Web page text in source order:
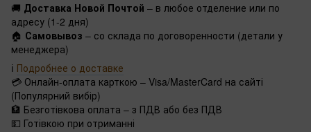
🚚 Доставка Новой Почтой – в любое отделение или по
адресу (1-2 дня)
🏠 Самовывоз – со склада по договоренности (детали у
менеджера)
ℹ️ Подробнее о доставке
💳 Онлайн-оплата карткою – Visa/MasterCard на сайті
(Популярний вибір)
🏦 Безготівкова оплата – з ПДВ або без ПДВ
💵 Готівкою при отриманні